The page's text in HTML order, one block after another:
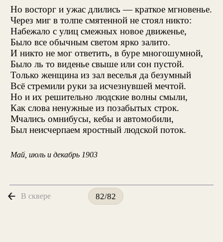
Но восторг и ужас длились — краткое мгновенье.
Через миг в толпе смятенной не стоял никто:
Набежало с улиц смежных новое движенье,
Было все обычным светом ярко залито.
И никто не мог ответить, в буре многошумной,
Было ль то виденье свыше или сон пустой.
Только женщина из зал веселья да безумный
Всё стремили руки за исчезнувшей мечтой.
Но и их решительно людские волны смыли,
Как слова ненужные из позабытых строк.
Мчались омнибусы, кебы и автомобили,
Был неисчерпаем яростный людской поток.
Май, июль и декабрь 1903
В сквере 82/82